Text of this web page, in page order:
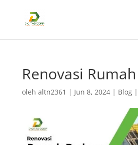
Renovasi
oleh altn2361 | Jun 8, 2024| Blog|